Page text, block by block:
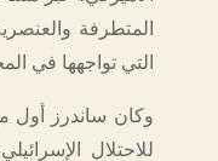
المتطرفة
التي تواجهها في
وكان ساندرز أول
للاحتلال